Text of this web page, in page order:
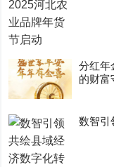
分红年
的财富
数智引